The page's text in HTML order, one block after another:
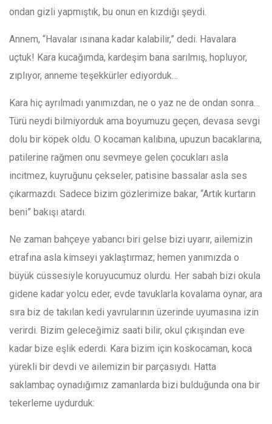
ondan gizli yapmıştık, bu onun en kızdığı şeydi.
Annem, “Havalar ısınana kadar kalabilir,” dedi. Havalara
uçtuk! Kara kucağımda, kardeşim bana sarılmış, hopluyor,
zıplıyor, anneme teşekkürler ediyorduk…
Kara hiç ayrılmadı yanımızdan, ne o yaz ne de ondan sonra…
Türü neydi bilmiyorduk ama boyumuzu geçen, devasa sevgi
dolu bir köpek oldu. O kocaman kalıbına, upuzun bacaklarına,
patilerine rağmen onu sevmeye gelen çocukları asla
incitmez, kuyruğunu çekseler, patisine bassalar asla ses
çıkarmazdı. Sadece bizim gözlerimize bakar, “Artık kurtarın
beni” bakışı atardı.
Ne zaman bahçeye yabancı biri gelse bizi uyarır, ailemizin
etrafına asla kimseyi yaklaştırmaz; hemen yanımızda o
büyük cüssesiyle koruyucumuz olurdu. Her sabah bizi okula
gidene kadar yolcu eder, evde tavuklarla kovalama oynar, ara
sıra biz de takılan kedi yavrularının üzerinde uyumasına izin
verirdi. Bizim geleceğimiz saati bilir, okul çıkışından eve
kadar bize eşlik ederdi. Kara bizim için koskocaman, koca
yürekli bir devdi ve ailemizin bir parçasıydı. Hatta
saklambaç oynadığımız zamanlarda bizi bulduğunda ona bir
tekerleme uydurduk: